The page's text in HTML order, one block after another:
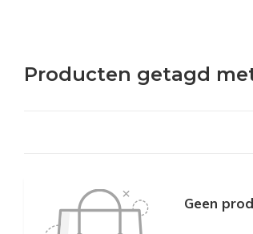
Producten getagd
Geen